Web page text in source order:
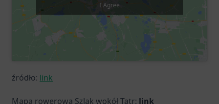
I Agree
źródło: link
Mapa rowerowa Szlak wokół Tatr: link